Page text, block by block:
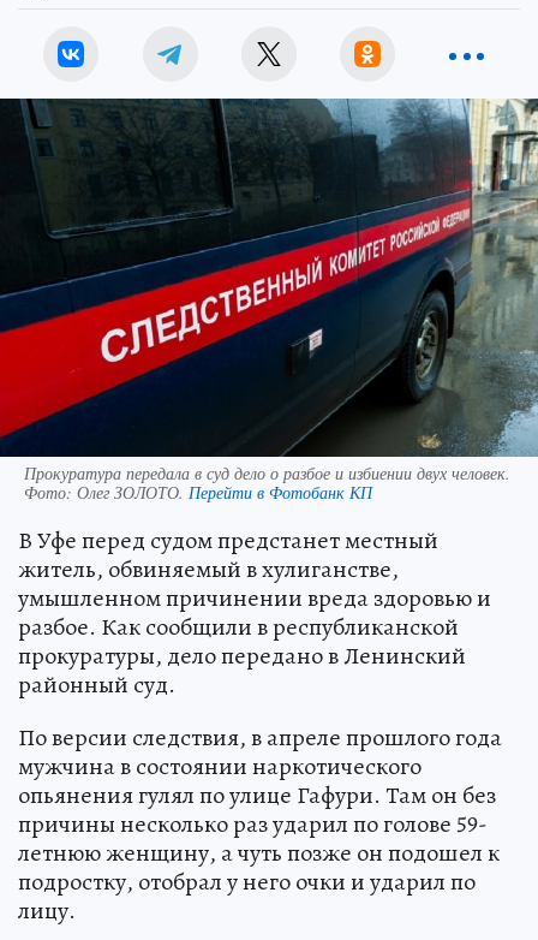
Прокуратура передала в суд дело о разбое и избиении двух человек.
Фото: Олег ЗОЛОТО. Перейти в Фотобанк КП
В Уфе перед судом предстанет местный
житель, обвиняемый в хулиганстве,
умышленном причинении вреда здоровью и
разбое. Как сообщили в республиканской
прокуратуры, дело передано в Ленинский
районный суд.
По версии следствия, в апреле прошлого года
мужчина в состоянии наркотического
опьянения гулял по улице Гафури. Там он без
причины несколько раз ударил по голове 59-
летнюю женщину, а чуть позже он подошел к
подростку, отобрал у него очки и ударил по
лицу.